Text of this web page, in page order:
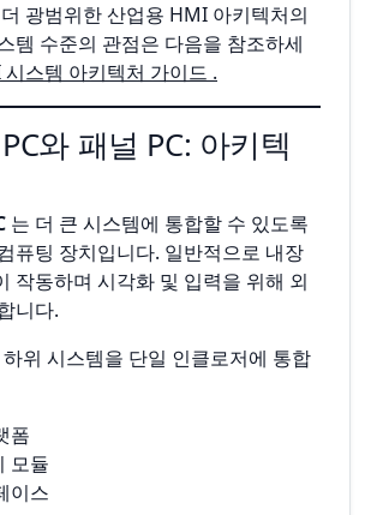
광범위한 산업용 HMI 아키텍처의
템 수준의 관점은 다음을 참조하세
스템 아키텍처 가이드 .
와 패널 PC: 아키텍
는 더 큰 시스템에 통합할 수 있도록
퓨팅 장치입니다. 일반적으로 내장
작동하며 시각화 및 입력을 위해 외
니다.
위 시스템을 단일 인클로저에 통합
폼
모듈
이스